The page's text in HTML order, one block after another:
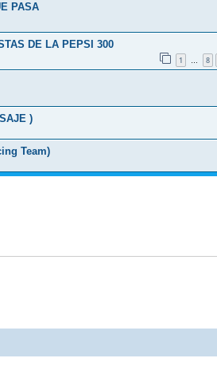
PASA
DE LA PEPSI 300
1 … 8
)
Team)